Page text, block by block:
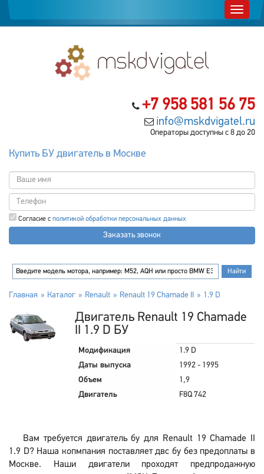
+7 958 581 56 75
info@mskdvigatel.ru
Операторы доступны с 8 до 20
Купить БУ двигатель в Москве
Согласие с политикой обработки персональных данных
Заказать звонок
Главная Каталог Renault Renault 19 Chamade II 1.9 D
Двигатель Renault 19 Chamade
II 1.9 D БУ
Модификация
1.9 D
Даты выпуска
1992 - 1995
Объем
1,9
Двигатель
F8Q 742
Вам требуется двигатель бу для Renault 19 Chamade II
1.9 D? Наша копмпания поставляет двс бу без предоплаты в
Москве. Наши двигатели проходят предпродажную